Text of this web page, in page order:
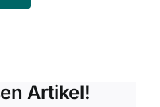
Artikel!